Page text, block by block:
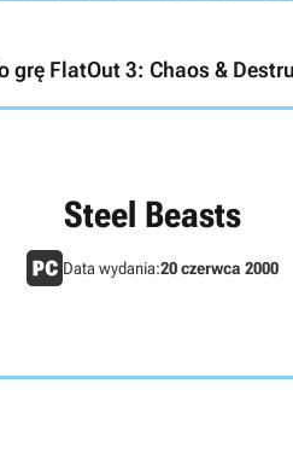
grę FlatOut 3: Chaos &
Steel Beasts
Data wydania:20 czerwca 2000